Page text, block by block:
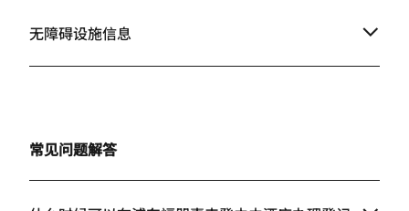
无障碍设施信息
常见问题解答